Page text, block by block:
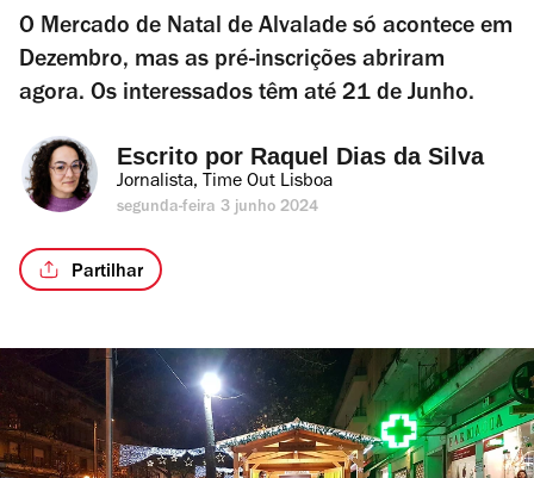
O Mercado de Natal de Alvalade só acontece em
Dezembro, mas as pré-inscrições abriram
agora. Os interessados têm até 21 de Junho.
Escrito por Raquel Dias da Silva
Jornalista, Time Out Lisboa
segunda-feira 3 junho 2024
Partilhar